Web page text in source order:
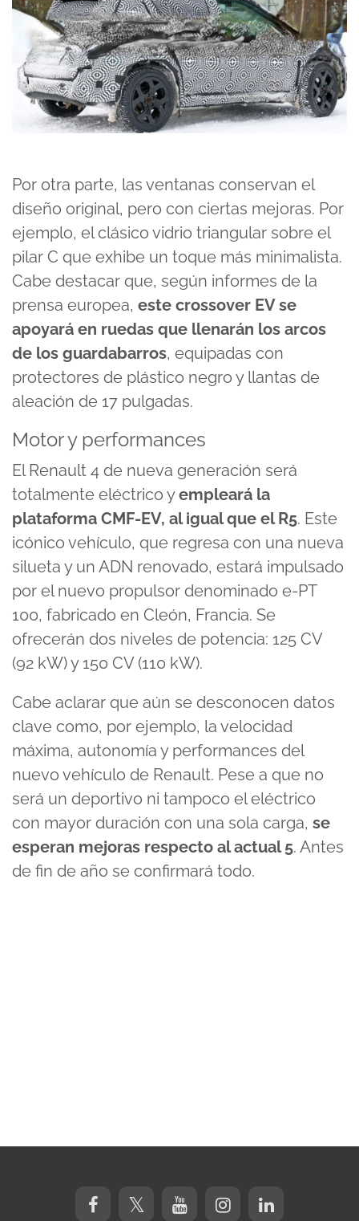
Por otra parte, las ventanas conservan el
diseño original, pero con ciertas mejoras. Por
ejemplo, el clásico vidrio triangular sobre el
pilar C que exhibe un toque más minimalista.
Cabe destacar que, según informes de la
prensa europea, este crossover EV se
apoyará en ruedas que llenarán los arcos
de los guardabarros, equipadas con
protectores de plástico negro y llantas de
aleación de 17 pulgadas.
Motor y performances
El Renault 4 de nueva generación será
totalmente eléctrico yempleará la
plataforma CMF-EV, al igual que el R5. Este
icónico vehículo, que regresa con una nueva
silueta y un ADN renovado, estará impulsado
por el nuevo propulsor denominado e-PT
100, fabricado en Cleón, Francia. Se
ofrecerán dos niveles de potencia: 125 CV
(92 kW) y 150 CV (110 kW).
Cabe aclarar que aún se desconocen datos
clave como, por ejemplo, la velocidad
máxima, autonomía y performances del
nuevo vehículo de Renault. Pese a que no
será un deportivo ni tampoco el eléctrico
con mayor duración con una sola carga, se
esperan mejoras respecto al actual 5. Antes
de fin de año se confirmará todo.